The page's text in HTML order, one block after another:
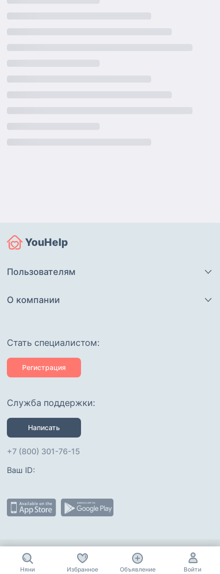
YouHelp
Пользователям
О компании
Cтать специалистом:
Регистрация
Служба поддержки:
Написать
+7 (800) 301-76-15
Ваш ID:
Присоединяйтесь :
Няни Избранное Объявление Войти